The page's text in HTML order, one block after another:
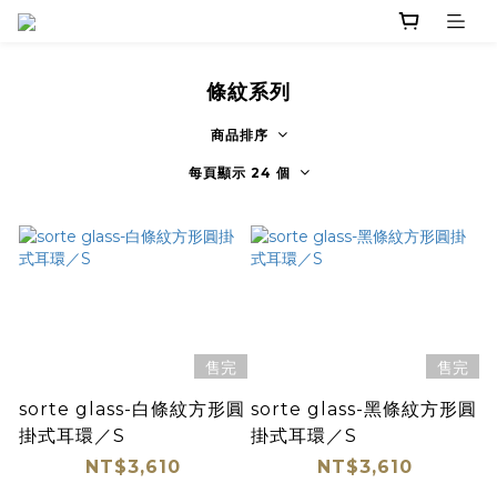
條紋系列
商品排序
每頁顯示 24 個
售完
sorte glass-白條紋方形圓
掛式耳環／S
NT$3,610
售完
sorte glass-黑條紋方形圓
掛式耳環／S
NT$3,610